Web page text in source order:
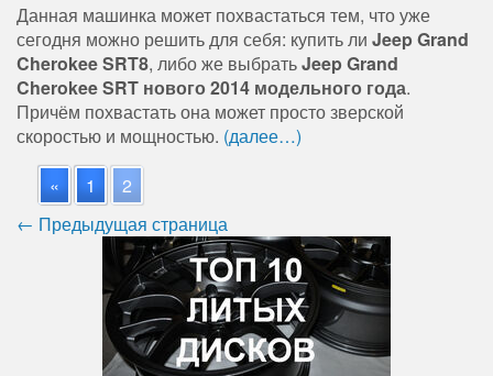
Данная машинка может похвастаться тем, что уже
сегодня можно решить для себя: купить ли Jeep Grand
Cherokee SRT8, либо же выбратьJeep Grand
Cherokee SRT нового 2014 модельного года.
Причём похвастать она может просто зверской
скоростью и мощностью. (далее…)
«
1
2
← Предыдущая страница